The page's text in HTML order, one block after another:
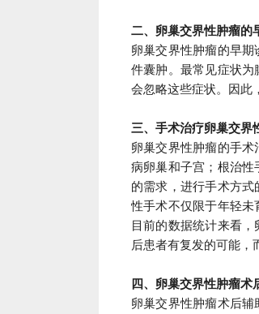
二、卵巢交界性肿瘤的
卵巢交界性肿瘤的早
件囊肿。 最常见症状为
会忽略这些症状。 因此
三、手术治疗卵巢交界
卵巢交界性肿瘤的手
病卵巢和子宫； 根治性
的需求，进行手术方
性手术不仅限于年轻未
目前的数据统计来看
后患者有复发的可能，
四、卵巢交界性肿瘤术
卵巢交界性肿瘤术后